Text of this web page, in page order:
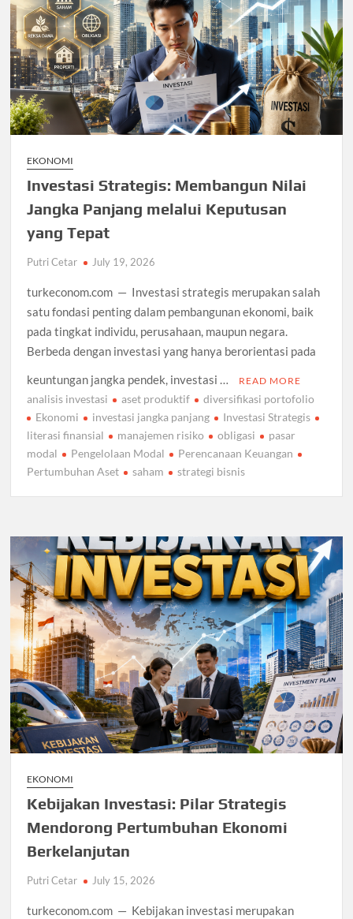
EKONOMI
Investasi Strategis: Membangun Nilai
Jangka Panjang melalui Keputusan
yang Tepat
Putri Cetar July 19, 2026
turkeconom.com — Investasi strategis merupakan salah
satu fondasi penting dalam pembangunan ekonomi, baik
pada tingkat individu, perusahaan, maupun negara.
Berbeda dengan investasi yang hanya berorientasi pada
keuntungan jangka pendek, investasi …
READ MORE
analisis investasi aset produktif
diversifikasi portofolio
Ekonomi
investasi jangka panjang
Investasi Strategis
literasi finansial
manajemen risiko obligasi
pasar
modal
Pengelolaan Modal
Perencanaan Keuangan
Pertumbuhan Aset
saham strategi bisnis
EKONOMI
Kebijakan Investasi: Pilar Strategis
Mendorong Pertumbuhan Ekonomi
Berkelanjutan
Putri Cetar July 15, 2026
turkeconom.com — Kebijakan investasi merupakan